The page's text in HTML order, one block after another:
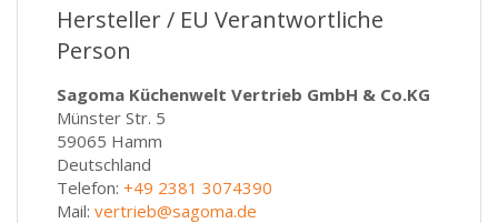
Hersteller / EU Verantwortliche
Person
Sagoma Küchenwelt Vertrieb GmbH & Co.KG
Münster Str. 5
59065 Hamm
Deutschland
Telefon: +49 2381 3074390
Mail: vertrieb@sagoma.de